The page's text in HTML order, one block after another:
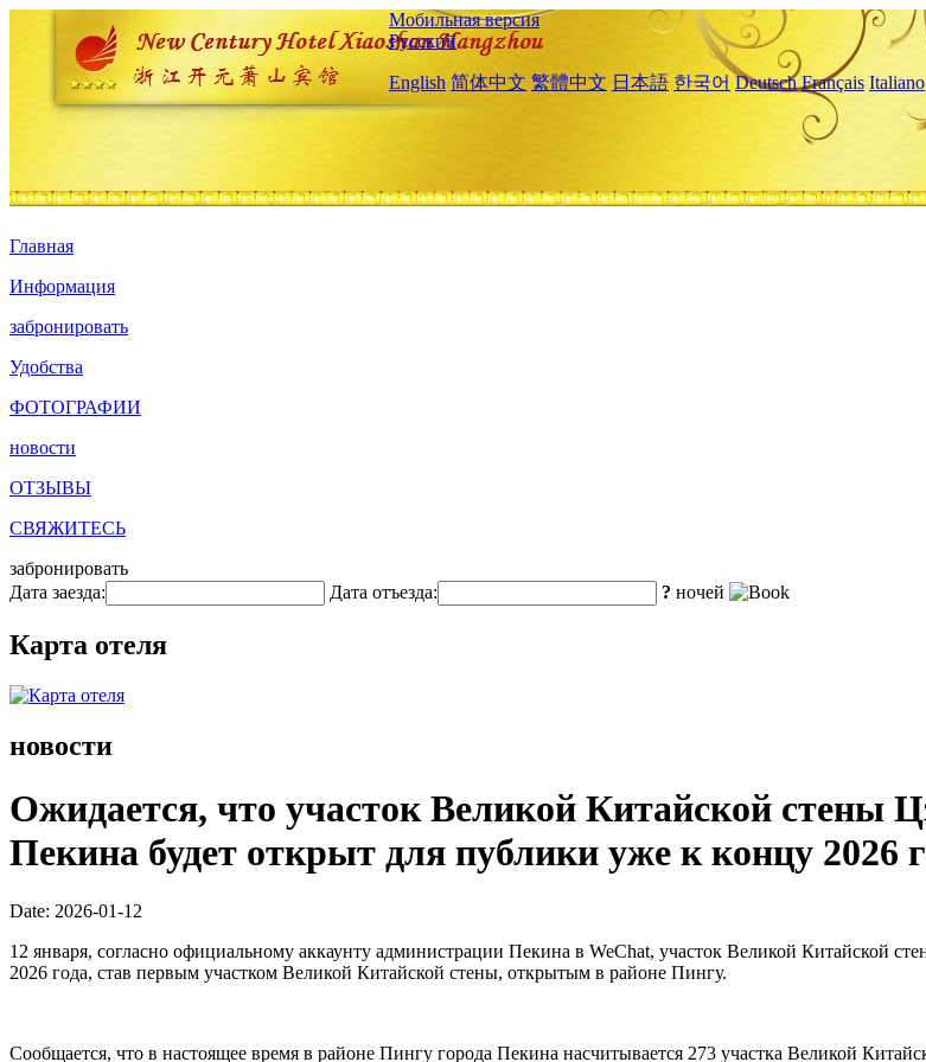
Мобильная версия
Русский
English 简体中文 繁體中文 日本語 한국어 Deutsch Français Italiano
Главная
Информация
забронировать
Удобства
ФОТОГРАФИИ
новости
ОТЗЫВЫ
СВЯЖИТЕСЬ
забронировать
Дата заезда:
Дата отъезда: ? ночей
Карта отеля
новости
Ожидается, что участок Великой Китайской стены
Пекина будет открыт для публики уже к концу 2026
Date: 2026-01-12
12 января, согласно официальному аккаунту администрации Пекина в WeChat, участок Великой Китайской
2026 года, став первым участком Великой Китайской стены, открытым в районе Пингу.
Сообщается, что в настоящее время в районе Пингу города Пекина насчитывается 273 участка Великой